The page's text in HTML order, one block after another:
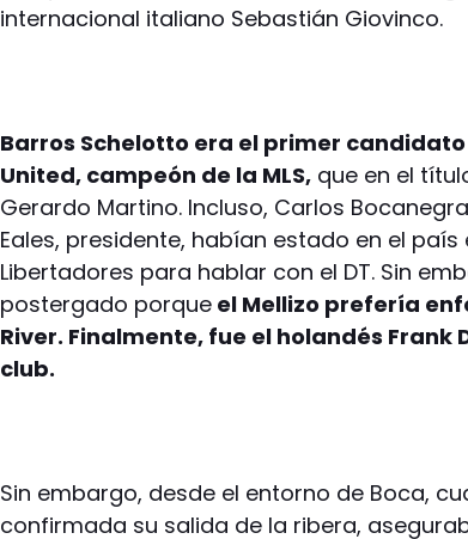
internacional italiano Sebastián Giovinco.
Barros Schelotto era el primer
United, campeón de la MLS, que en el
Gerardo Martino. Incluso, Carlos
Eales, presidente, habían estado en el
Libertadores para hablar con el DT. Sin
postergado porque el Mellizo prefería
River. Finalmente, fue el holandés Frank
club.
Sin embargo, desde el entorno de Boca,
confirmada su salida de la ribera,